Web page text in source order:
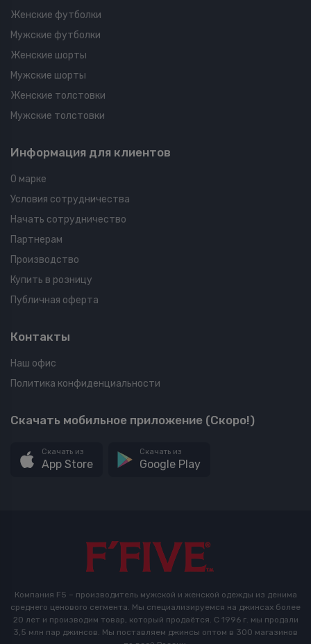
Женские футболки
Мужские футболки
Женские шорты
Мужские шорты
Женские толстовки
Мужские толстовки
Информация для клиентов
О марке
Условия сотрудничества
Начать сотрудничество
Партнерам
Производство
Купить в розницу
Публичная оферта
Контакты
Наш офис
Политика конфиденциальности
Скачать мобильное приложение (Скоро!)
Скачать из
App Store
Скачать из
Google Play
Компания F5 – производитель мужской и женской одежды из денима
среднего ценового сегмента. Мы специализируемся на джинсах более
20 лет и производим товар, который продаётся. С 1996 г. мы продали
3,5 млн пар джинсов. Мы поставляем джинсы оптом в 300 магазинов